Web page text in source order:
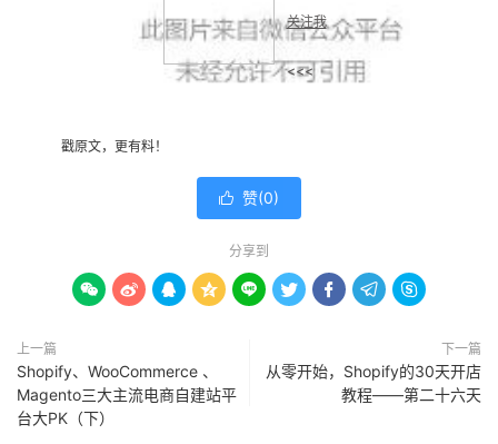
关注我
<<<
戳原文，更有料！
 赞(0)
分享到
        
上一篇
Shopify、WooCommerce 、
Magento三大主流电商自建站平
台大PK（下）
下一篇
从零开始，Shopify的30天开店
教程——第二十六天